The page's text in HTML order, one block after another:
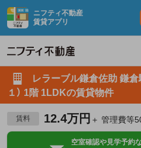
ニフティ不動産
賃貸アプリ
レラーブル鎌倉佐助 鎌
１） 1階 1LDKの賃貸物件
賃料 12.4万円 ＋ 管理費等
空室確認や見学予約